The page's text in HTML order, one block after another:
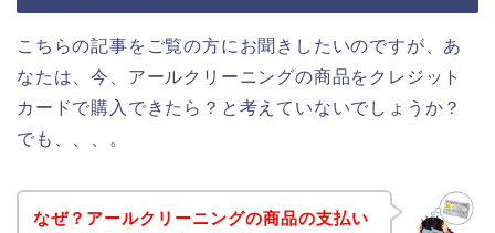
こちらの記事をご覧の方にお聞きしたいのですが、あ
なたは、今、アールクリーニングの商品をクレジット
カードで購入できたら？と考えていないでしょうか？
でも、、、。
なぜ？アールクリーニングの商品の支払い